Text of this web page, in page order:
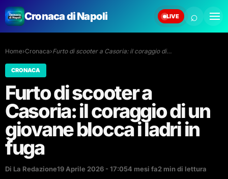
Cronaca di Napoli LIVE ⌕
Home›Cronaca›Furto di scooter a Casoria: il coraggio di…
CRONACA
Furto di scooter a
Casoria: il coraggio di un
giovane blocca i ladri in
fuga
Di La Redazione19 Aprile 2026 - 17:054 mesi fa2 min di lettura